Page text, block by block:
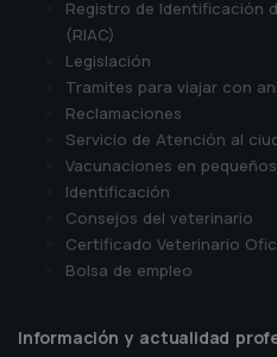
Registro de Identificación
(RIAC)
Legislación
Tramites para viajar con
Reclamaciones
Servicio de Atención al
Vacunaciones en
Identificación
Consejos del veterinario
Certificado Veterinario
Bolsa de empleo
Información y actualidad